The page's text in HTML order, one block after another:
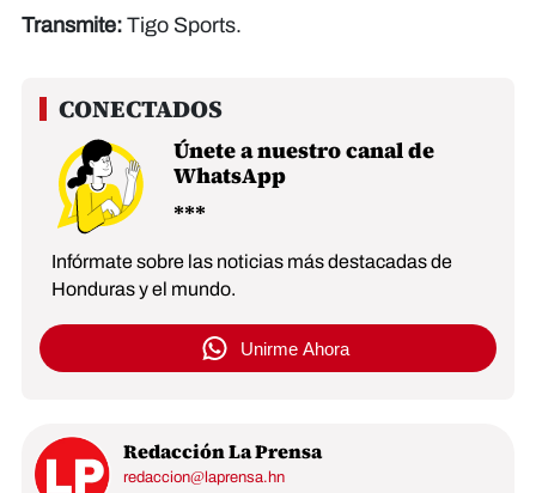
Transmite: Tigo Sports.
Únete a nuestro canal de
WhatsApp
Infórmate sobre las noticias más destacadas de
Honduras y el mundo.
Unirme Ahora
Redacción La Prensa
redaccion@laprensa.hn